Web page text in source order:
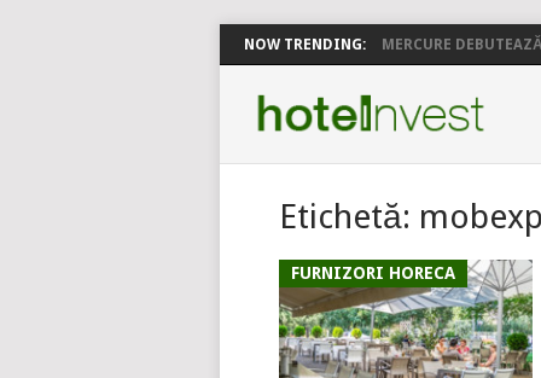
NOW TRENDING: MERCURE
Etichetă:
FURNIZORI HORECA